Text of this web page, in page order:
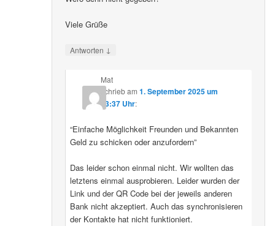
Viele Grüße
Antworten ↓
Mat
schriebam 1. September 2025 um
23:37 Uhr:
“Einfache Möglichkeit Freunden und Bekannten
Geld zu schicken oder anzufordern”
Das leider schon einmal nicht. Wir wollten das
letztens einmal ausprobieren. Leider wurden der
Link und der QR Code bei der jeweils anderen
Bank nicht akzeptiert. Auch das synchronisieren
der Kontakte hat nicht funktioniert.